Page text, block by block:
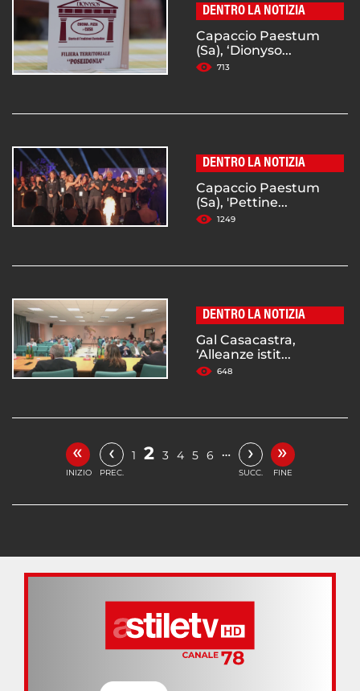
DENTRO LA NOTIZIA
Capaccio Paestum
(Sa), ‘Dionyso...
713
DENTRO LA NOTIZIA
Capaccio Paestum
(Sa), 'Pettine...
1249
DENTRO LA NOTIZIA
Gal Casacastra,
‘Alleanze istit...
648
«
INIZIO
‹
PREC.
1 2 3 4 5 6 … ›
SUCC.
»
FINE